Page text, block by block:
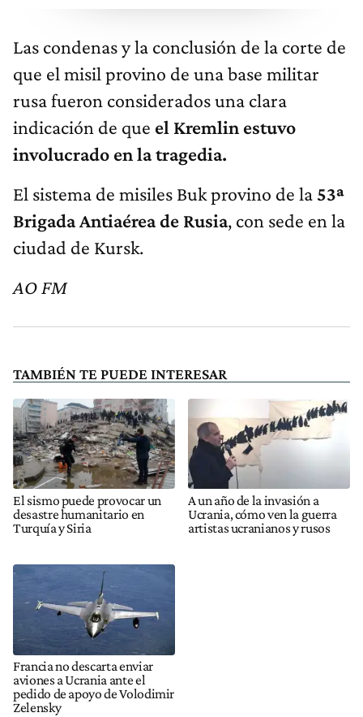
Las condenas y la conclusión de la corte de
que el misil provino de una base militar
rusa fueron considerados una clara
indicación de que el Kremlin estuvo
involucrado en la tragedia.
El sistema de misiles Buk provino de la 53ª
Brigada Antiaérea de Rusia, con sede en la
ciudad de Kursk.
AO FM
TAMBIÉN TE PUEDE INTERESAR
El sismo puede provocar un
desastre humanitario en
Turquía y Siria
A un año de la invasión a
Ucrania, cómo ven la guerra
artistas ucranianos y rusos
Francia no descarta enviar
aviones a Ucrania ante el
pedido de apoyo de Volodimir
Zelensky